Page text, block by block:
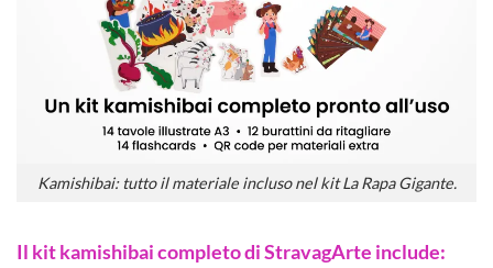
Kamishibai: tutto il materiale incluso nel kit La Rapa Gigante.
Il kit kamishibai completo di StravagArte include: